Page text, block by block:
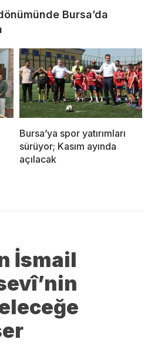
Bursa’da
Bursa’ya spor yatırımları
sürüyor; Kasım ayında
açılacak
İsmail